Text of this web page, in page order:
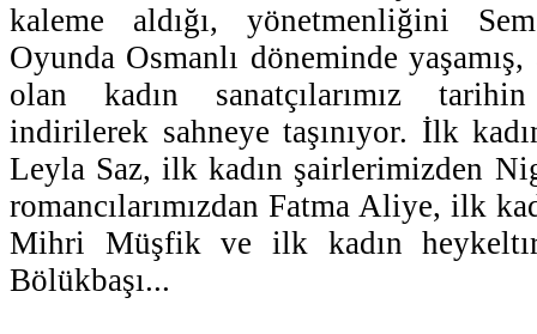
kaleme aldığı, yönetmenliğini
Oyunda Osmanlı döneminde
olan kadın sanatçılarımız
indirilerek sahneye taşınıyor. İlk
Leyla Saz, ilk kadın şairlerimizden
romancılarımızdan Fatma Aliye, ilk
Mihri Müşfik ve ilk kadın
Bölükbaşı...